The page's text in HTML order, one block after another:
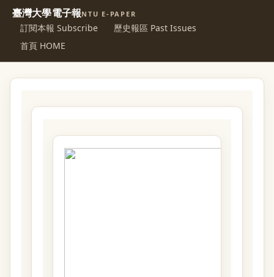
臺灣大學電子報NTU E-PAPER
訂閱本報 Subscribe
歷史報區 Past Issues
首頁 HOME